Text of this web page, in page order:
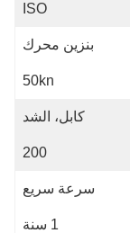
ISO
بنزين محرك
50kn
كابل، الشد
200
سرعة سريع
1 سنة